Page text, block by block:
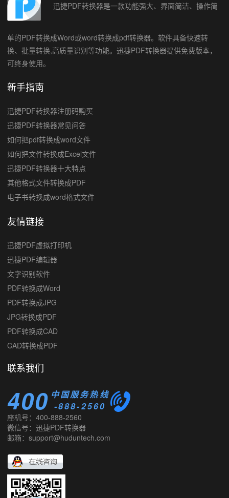
迅捷PDF转换器是一款功能强大、界面简洁、操作简
单的PDF转换成Word或word转换成pdf转换器。软件具备快速转
换、批量转换,高质量识别等功能。迅捷PDF转换器提供免费版本，
可终身使用。
新手指南
迅捷PDF转换器注册码购买
迅捷PDF转换器常见问答
如何把pdf转换成word文件
如何把文件转换成Excel文件
迅捷PDF转换器十大特点
其他格式文件转换成PDF
电子书转换成word格式文件
友情链接
迅捷PDF编辑器
文字识别软件
PDF转换成Word
PDF转换成JPG
JPG转换成PDF
PDF转换成CAD
CAD转换成PDF
联系我们
400 -888-2560
中国服务热线
座机号：400-888-2560
微信号：迅捷PDF转换器
邮箱：support@huduntech.com